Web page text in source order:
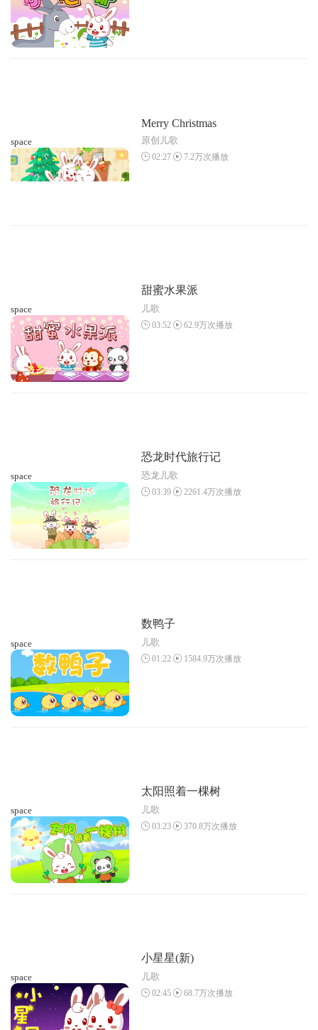
space
Merry Christmas
原创儿歌
02:27 7.2万次播放
space
甜蜜水果派
儿歌
03:52 62.9万次播放
space
恐龙时代旅行记
恐龙儿歌
03:39 2261.4万次播放
space
数鸭子
儿歌
01:22 1584.9万次播放
space
太阳照着一棵树
儿歌
03:23 370.8万次播放
space
小星星(新)
儿歌
02:45 68.7万次播放